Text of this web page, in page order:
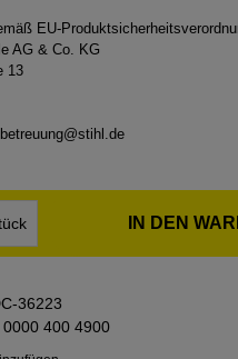
EU-
AG & Co. KG
13
Gib den
IN DEN
36223
0000 400 4900